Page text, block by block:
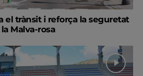
el trànsit i reforça la seguretat
Malva-rosa